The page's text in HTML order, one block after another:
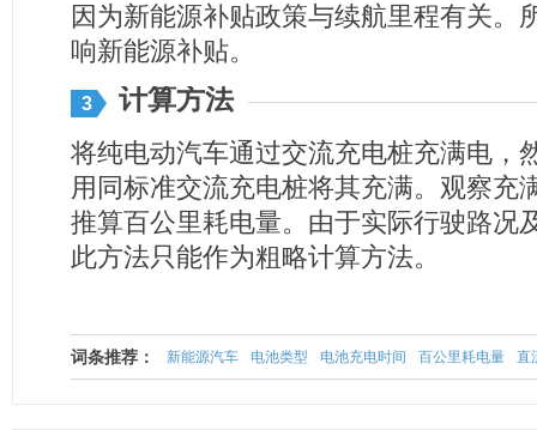
因为新能源补贴政策与续航里程有关。
响新能源补贴。
3 计算方法
将纯电动汽车通过交流充电桩充满电，
用同标准交流充电桩将其充满。观察充
推算百公里耗电量。由于实际行驶路况
此方法只能作为粗略计算方法。
词条推荐： 新能源汽车 电池类型 电池充电时间 百公里耗电量 直